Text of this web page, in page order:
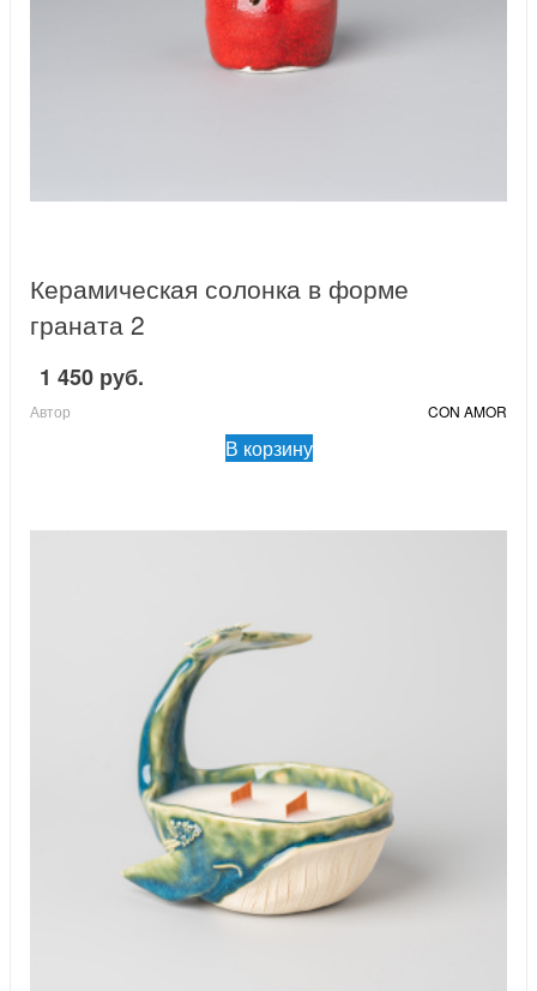
Керамическая солонка в форме
граната 2
1 450 руб.
Автор CON AMOR
В корзину